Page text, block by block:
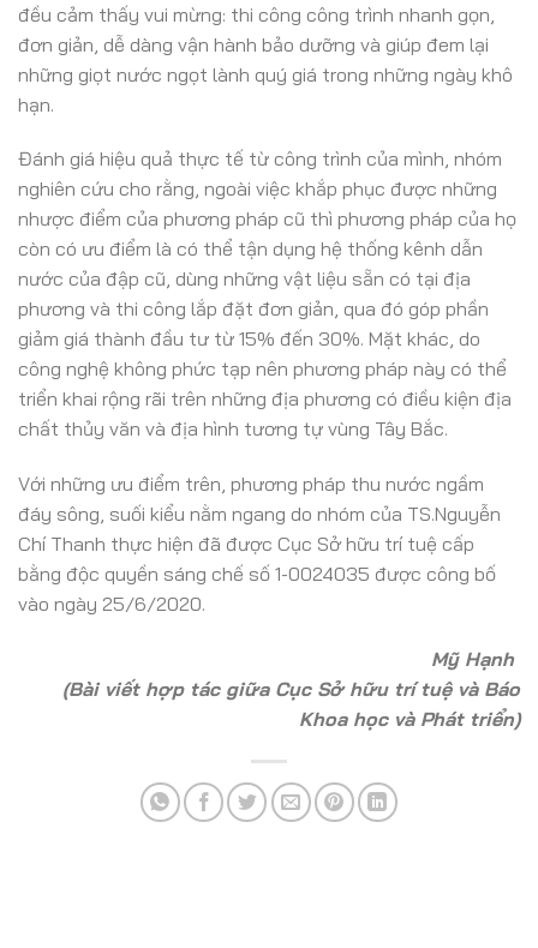
đều cảm thấy vui mừng: thi công công trình nhanh gọn,
đơn giản, dễ dàng vận hành bảo dưỡng và giúp đem lại
những giọt nước ngọt lành quý giá trong những ngày khô
hạn.
Đánh giá hiệu quả thực tế từ công trình của mình, nhóm
nghiên cứu cho rằng, ngoài việc khắp phục được những
nhược điểm của phương pháp cũ thì phương pháp của họ
còn có ưu điểm là có thể tận dụng hệ thống kênh dẫn
nước của đập cũ, dùng những vật liệu sẵn có tại địa
phương và thi công lắp đặt đơn giản, qua đó góp phần
giảm giá thành đầu tư từ 15% đến 30%. Mặt khác, do
công nghệ không phức tạp nên phương pháp này có thể
triển khai rộng rãi trên những địa phương có điều kiện địa
chất thủy văn và địa hình tương tự vùng Tây Bắc.
Với những ưu điểm trên, phương pháp thu nước ngầm
đáy sông, suối kiểu nằm ngang do nhóm của TS.Nguyễn
Chí Thanh thực hiện đã được Cục Sở hữu trí tuệ cấp
bằng độc quyền sáng chế số 1-0024035 được công bố
vào ngày 25/6/2020.
Mỹ Hạnh
(Bài viết hợp tác giữa Cục Sở hữu trí tuệ và Báo
Khoa học và Phát triển)